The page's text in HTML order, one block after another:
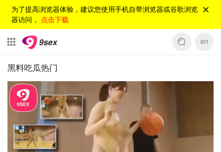
为了提高浏览器体验，建议您使用手机自带浏览器或谷歌浏览
器访问， 点击下载
en
黑料吃瓜热门